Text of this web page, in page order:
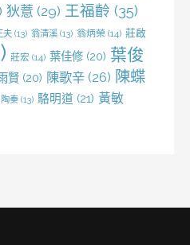
狄薏 (29) 王福齡 (35)
夫 (13) 翁清溪 (13) 翁炳榮 (14) 莊啟
莊宏 (14) 葉佳修 (20) 葉俊
賢 (20) 陳歌辛 (26) 陳蝶
陶秦 (13) 駱明道 (21) 黃敏